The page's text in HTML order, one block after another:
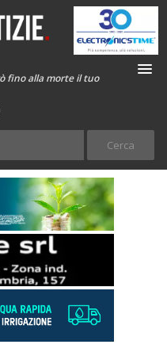
fino alla morte il tuo